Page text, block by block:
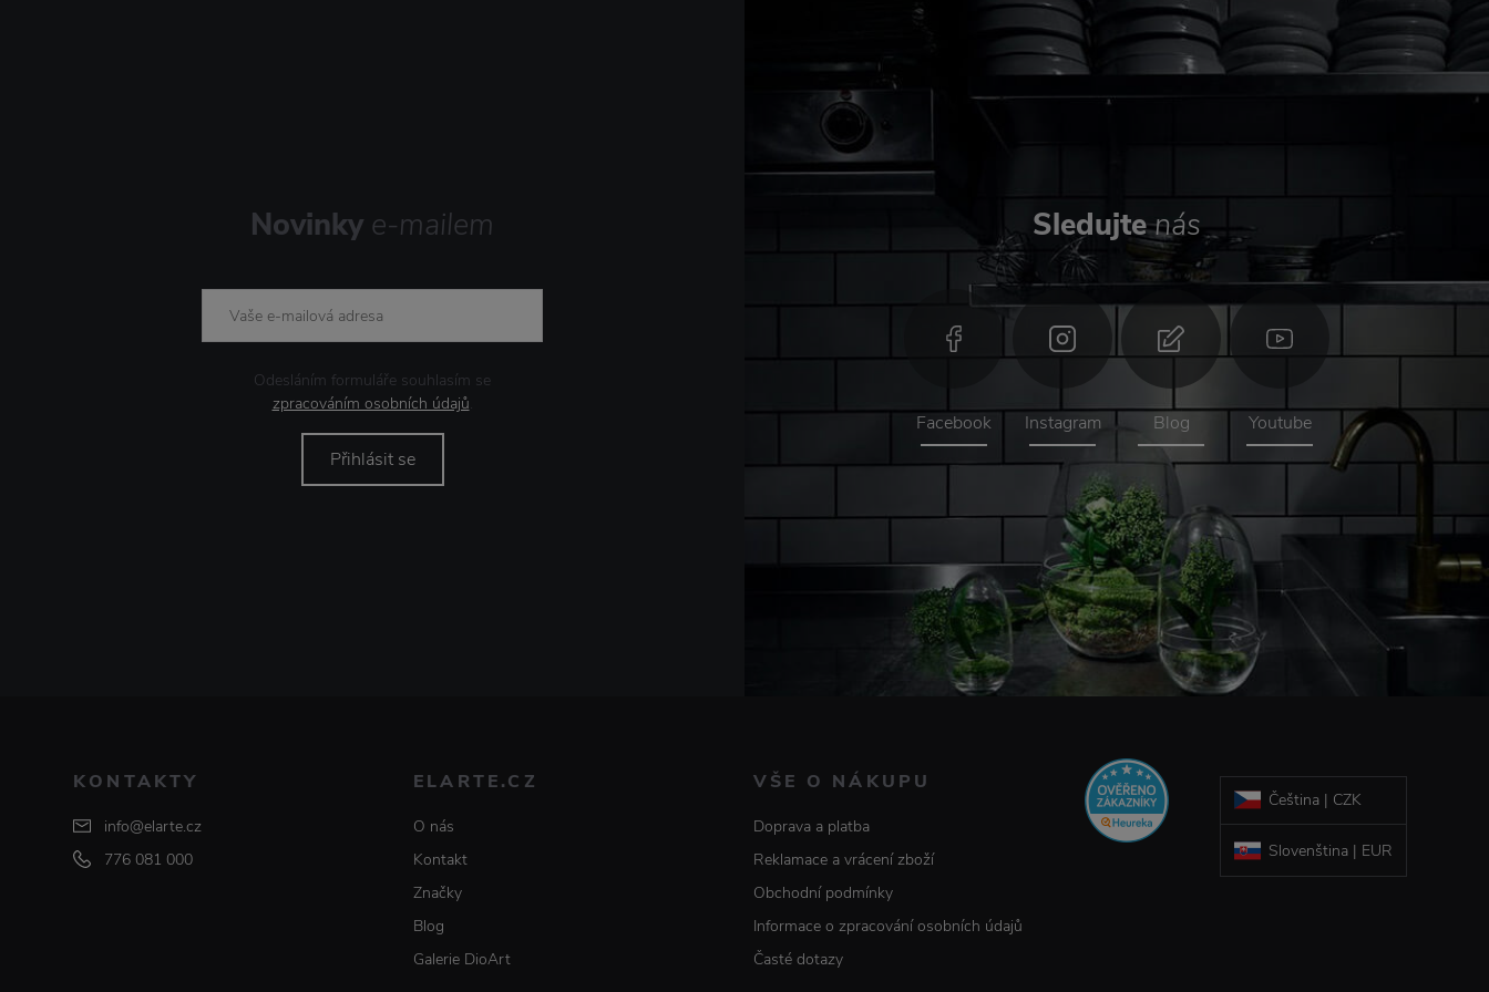
Novinky e-mailem
Odesláním formuláře souhlasím se
zpracováním osobních údajů.
Přihlásit se
Sledujtenás
Facebook Instagram Blog Youtube
KONTAKTY
info@elarte.cz
776 081 000
ELARTE.CZ
O nás
Kontakt
Značky
Blog
Galerie DioArt
VŠE O NÁKUPU
Doprava a platba
Reklamace a vrácení zboží
Obchodní podmínky
Informace o zpracování osobních údajů
Časté dotazy
Čeština | CZK
Slovenština | EUR